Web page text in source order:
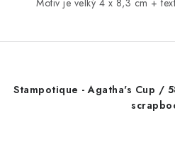
Stampotique - Agatha's Cup /